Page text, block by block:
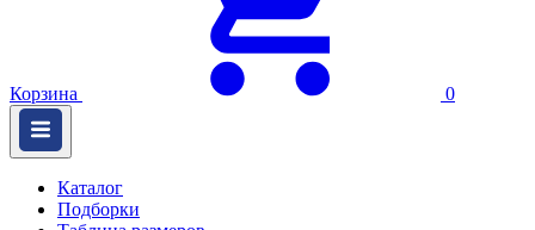
Корзина 0
Каталог
Подборки